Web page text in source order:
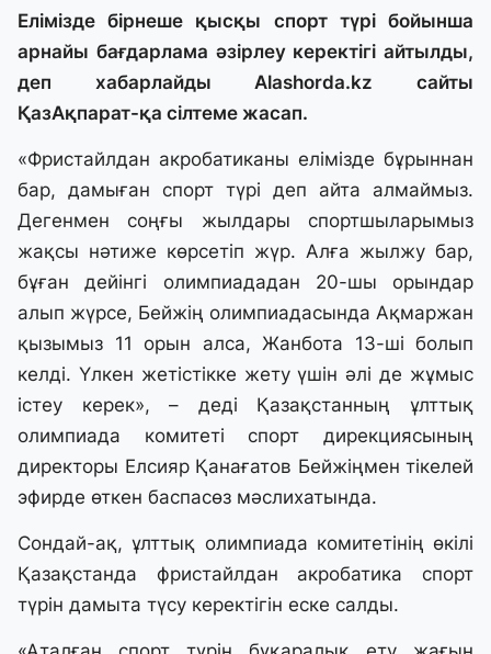
Елімізде бірнеше қысқы спорт түрі бойынша
арнайы бағдарлама әзірлеу керектігі айтылды,
деп хабарлайды Alashorda.kz сайты
ҚазАқпарат-қа сілтеме жасап.
«Фристайлдан акробатиканы елімізде бұрыннан
бар, дамыған спорт түрі деп айта алмаймыз.
Дегенмен соңғы жылдары спортшыларымыз
жақсы нәтиже көрсетіп жүр. Алға жылжу бар,
бұған дейінгі олимпиададан 20-шы орындар
алып жүрсе, Бейжің олимпиадасында Ақмаржан
қызымыз 11 орын алса, Жанбота 13-ші болып
келді. Үлкен жетістікке жету үшін әлі де жұмыс
істеу керек», – деді Қазақстанның ұлттық
олимпиада комитеті спорт дирекциясының
директоры Елсияр Қанағатов Бейжіңмен тікелей
эфирде өткен баспасөз мәслихатында.
Сондай-ақ, ұлттық олимпиада комитетінің өкілі
Қазақстанда фристайлдан акробатика спорт
түрін дамыта түсу керектігін еске салды.